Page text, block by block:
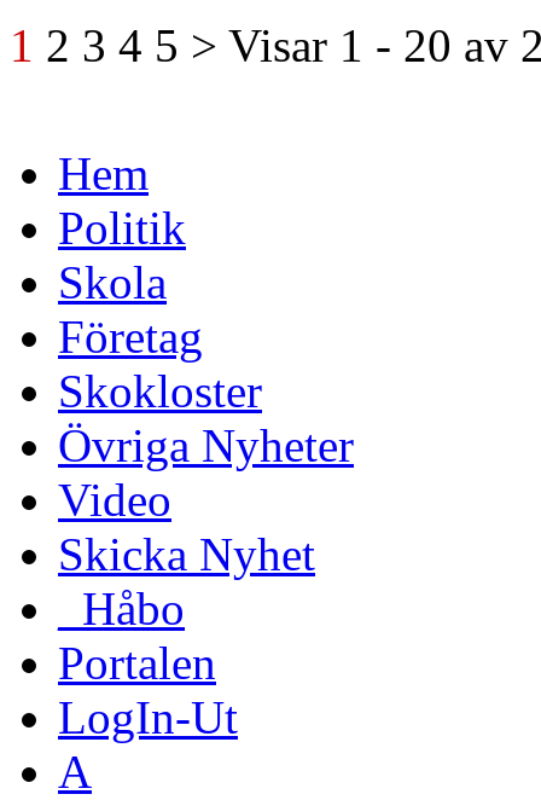
1 2 3 4 5 > Visar 1 - 20 av
Hem
Politik
Skola
Företag
Skokloster
Övriga Nyheter
Video
Skicka Nyhet
_Håbo
Portalen
LogIn-Ut
A